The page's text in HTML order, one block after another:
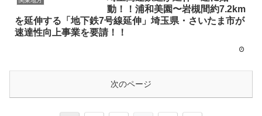
動！！浦和美園〜岩槻間約7.2km
を延伸する「地下鉄7号線延伸」埼玉県・さいたま市が
速達性向上事業を要請！！
次のページ